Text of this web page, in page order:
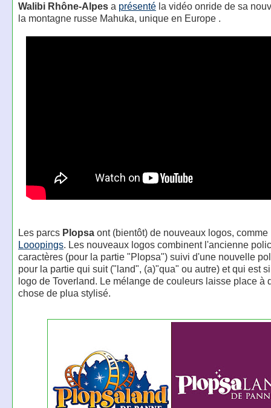
Walibi Rhône-Alpesa présentéla vidéo onride de sa
la montagne russe Mahuka, unique en Europe .
Les parcs Plopsaont (bientôt) de nouveaux logos, comme
Looopings. Les nouveaux logos combinent l'ancienne
caractères (pour la partie "Plopsa") suivi d'une nouvelle
pour la partie qui suit ("land", (a)"qua" ou autre) et qui est
logo de Toverland. Le mélange de couleurs laisse place à
chose de plua stylisé.